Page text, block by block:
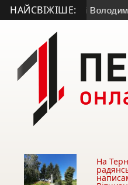
НАЙСВІЖІШЕ:
пам’яті Володимира
На